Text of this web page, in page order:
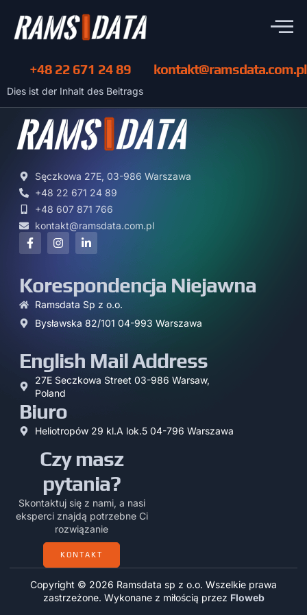
+48 22 671 24 89 kontakt@ramsdata.com.pl
Dies ist der Inhalt des Beitrags
Sęczkowa 27E, 03-986 Warszawa
+48 22 671 24 89
+48 607 871 766
kontakt@ramsdata.com.pl
Korespondencja Niejawna
Ramsdata Sp z o.o.
Bysławska 82/101 04-993 Warszawa
English Mail Address
27E Seczkowa Street 03-986 Warsaw,
Poland
Biuro
Heliotropów 29 kl.A lok.5 04-796 Warszawa
Czy masz
pytania?
Skontaktuj się z nami, a nasi
eksperci znajdą potrzebne Ci
rozwiązanie
KONTAKT
Copyright © 2026 Ramsdata sp z o.o. Wszelkie prawa
zastrzeżone. Wykonane z miłością przez Floweb